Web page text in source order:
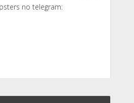
no telegram: